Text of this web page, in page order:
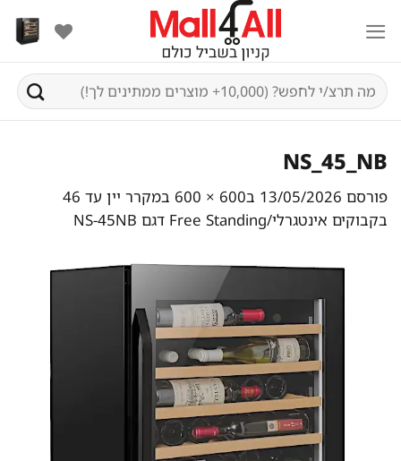
content
חיפוש
עבור:
NS_45_NB
פורסם 13/05/2026 ב600 × 600 ב
מקרר יין עד 46
בקבוקים אינטגרלי/Free Standing דגם NS-45NB